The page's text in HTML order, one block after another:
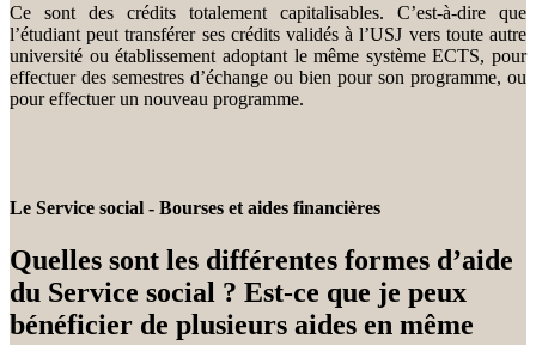
Ce sont des crédits totalement capitalisables. C’est-à-dire que
l’étudiant peut transférer ses crédits validés à l’USJ vers toute autre
université ou établissement adoptant le même système ECTS, pour
effectuer des semestres d’échange ou bien pour son programme, ou
pour effectuer un nouveau programme.
Le Service social - Bourses et aides financières
Quelles sont les différentes formes d’aide
du Service social ? Est-ce que je peux
bénéficier de plusieurs aides en même